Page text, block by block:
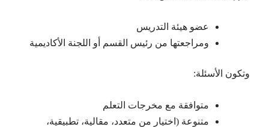
عضو هيئة التدريس
ومراجعتها من رئيس القسم أو اللجنة الأكاديمية
وتكون الأسئلة:
متوافقة مع مخرجات التعلم
متنوعة (اختيار من متعدد، مقالية، تطبيقية،